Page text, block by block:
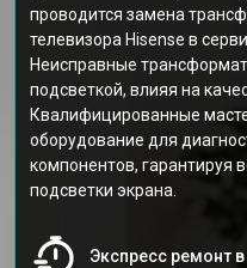
проводится замена
телевизора Hisense в
Неисправные
подсветкой, влияя на
Квалифицированные
оборудование для
компонентов, гарантируя
подсветки экрана.
Экспресс ремонт